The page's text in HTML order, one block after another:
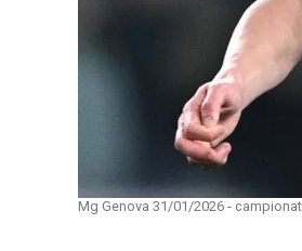
Mg Genova 31/01/2026 -